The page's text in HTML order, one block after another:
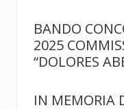
BANDO
2025
“DOLORES
IN MEMORIA